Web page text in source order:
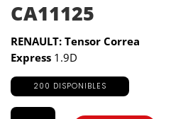
CA11125
RENAULT: Tensor Correa
Express 1.9D
200 DISPONIBLES
CA11125
cantidad